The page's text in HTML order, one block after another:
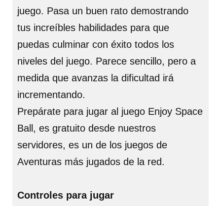
juego. Pasa un buen rato demostrando
tus increíbles habilidades para que
puedas culminar con éxito todos los
niveles del juego. Parece sencillo, pero a
medida que avanzas la dificultad irá
incrementando.
Prepárate para jugar al juego Enjoy Space
Ball, es gratuito desde nuestros
servidores, es un de los juegos de
Aventuras más jugados de la red.
Controles para jugar